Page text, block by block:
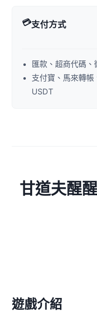
💳支付方式
匯款、超商代碼、
支付寶、馬來轉帳
USDT
甘道夫醒
遊戲介紹